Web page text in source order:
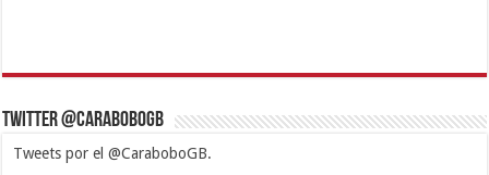
Twitter @CaraboboGB
Tweets por el @CaraboboGB.